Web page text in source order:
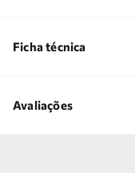
Ficha técnica
Avaliações